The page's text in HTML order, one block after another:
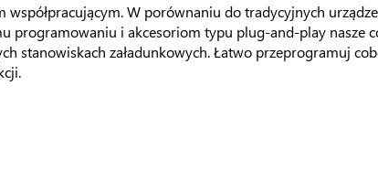
W porównaniu do tradycyjnych
programowaniu i akcesoriom typu plug-and-play nasze
stanowiskach załadunkowych. Łatwo przeprogramuj